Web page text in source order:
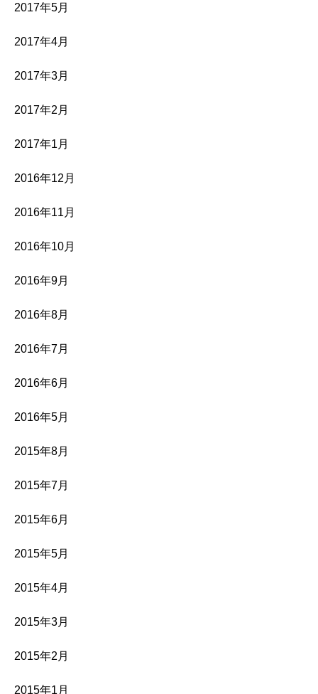
2017年5月
2017年4月
2017年3月
2017年2月
2017年1月
2016年12月
2016年11月
2016年10月
2016年9月
2016年8月
2016年7月
2016年6月
2016年5月
2015年8月
2015年7月
2015年6月
2015年5月
2015年4月
2015年3月
2015年2月
2015年1月